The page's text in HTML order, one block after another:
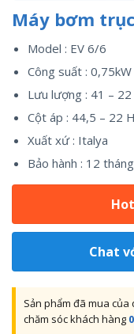
Máy bơm
Model : EV 6/6
Công suất :
Lưu lượng : 41 –
Cột áp : 44,5 – 22
Xuất xứ : Italya
Bảo hành : 12 tháng
Chat
Sản phẩm đã mua của
chăm sóc khách hàng